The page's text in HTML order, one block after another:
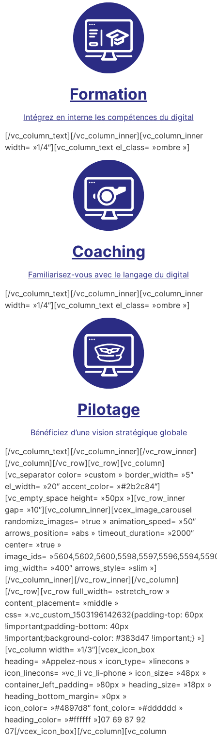
Formation
Intégrez en interne les compétences du digital
[/vc_column_text][/vc_column_inner][vc_column_inner
width= »1/4″][vc_column_text el_class= »ombre »]
Coaching
Familiarisez-vous avec le langage du digital
[/vc_column_text][/vc_column_inner][vc_column_inner
width= »1/4″][vc_column_text el_class= »ombre »]
Pilotage
Bénéficiez d’une vision stratégique globale
[/vc_column_text][/vc_column_inner][/vc_row_inner]
[/vc_column][/vc_row][vc_row][vc_column]
[vc_separator color= »custom » border_width= »5″
el_width= »20″ accent_color= »#2b2c84″]
[vc_empty_space height= »50px »][vc_row_inner
gap= »10″][vc_column_inner][vcex_image_carousel
randomize_images= »true » animation_speed= »50″
arrows_position= »abs » timeout_duration= »2000″
center= »true »
image_ids=
img_width= »400″ arrows_style= »slim »]
[/vc_column_inner][/vc_row_inner][/vc_column]
[/vc_row][vc_row full_width= »stretch_row »
content_placement= »middle »
css= ».vc_custom_1503196142632{padding-top: 60px
!important;padding-bottom: 40px
!important;background-color: #383d47 !important;} »]
[vc_column width= »1/3″][vcex_icon_box
heading= »Appelez-nous » icon_type= »linecons »
icon_linecons= »vc_li vc_li-phone » icon_size= »48px »
container_left_padding= »80px » heading_size= »18px »
heading_bottom_margin= »0px »
icon_color= »#4897d8″ font_color= »#dddddd »
heading_color= »#ffffff »]07 69 87 92
07[/vcex_icon_box][/vc_column][vc_column